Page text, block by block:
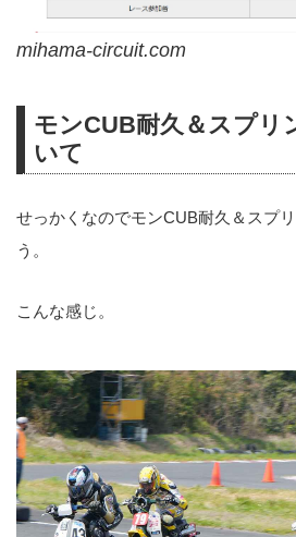
mihama-circuit.com
モンCUB耐久＆スプリ
いて
せっかくなのでモンCUB耐久＆スプ
う。
こんな感じ。